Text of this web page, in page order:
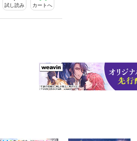
試し読み カートへ